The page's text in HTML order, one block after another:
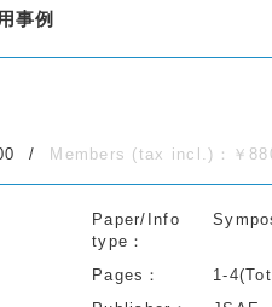
事例
Members (tax incl.)：￥
Paper/Info
type
Pages
1-